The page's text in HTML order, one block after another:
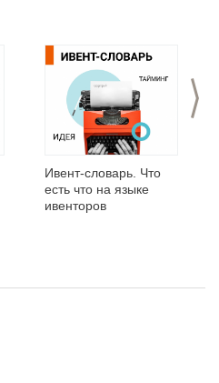
>
Ивент-словарь. Что
есть что на языке
ивенторов